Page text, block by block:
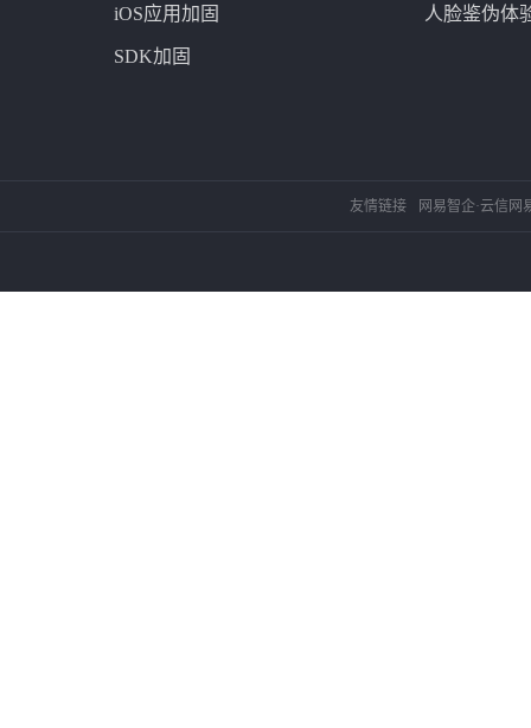
iOS应用加固
SDK加固
人脸鉴伪体
友情链接 网易智企·云信 网